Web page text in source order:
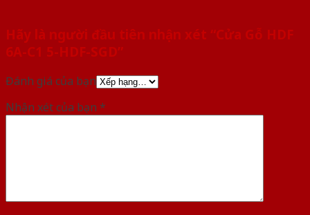
Hãy là người đầu tiên nhận xét “Cửa Gỗ HDF
6A-C1 5-HDF-SGD”
Đánh giá của bạn
Nhận xét của bạn *